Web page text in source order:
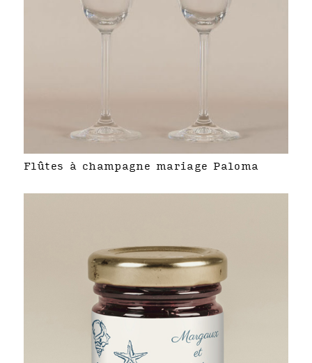
Flûtes à champagne mariage Paloma